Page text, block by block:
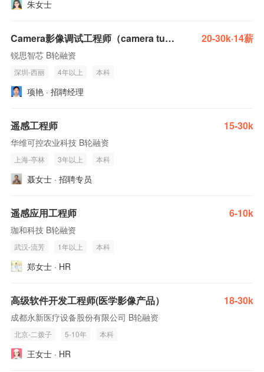
朱女士
Camera影像调试工程师（camera tuning） 20-30k·14薪
锐思智芯 B轮融资
深圳-西丽 4年以上 本科
项艳 · 招聘经理
遥感工程师 15-30k
华维可控农业科技 B轮融资
上海-亭林 3年以上 本科
聂女士 · 招聘专员
遥感应用工程师 6-10k
珈和科技 B轮融资
武汉-流芳 1年以上 本科
郑女士 · HR
高级软件开发工程师(医学影像产品） 18-30k
成都永新医疗设备股份有限公司 B轮融资
北京-二拨子 5-10年 本科
王女士 · HR